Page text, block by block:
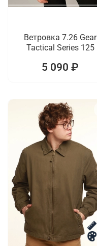
Ветровка 7.26 Gear
Tactical Series 125
5 090 ₽